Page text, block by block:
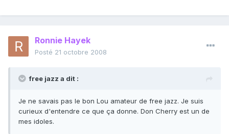
Ronnie Hayek
Posté 21 octobre 2008
free jazz a dit :
Je ne savais pas le bon Lou amateur de free jazz. Je suis
curieux d'entendre ce que ça donne. Don Cherry est un de
mes idoles.